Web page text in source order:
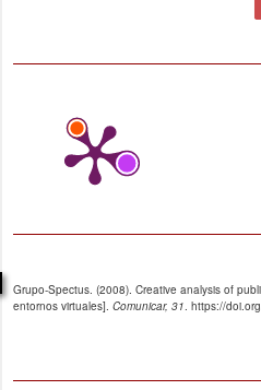
Grupo-Spectus. (2008). Creative analysis of
entornos virtuales]. Comunicar, 31. https://